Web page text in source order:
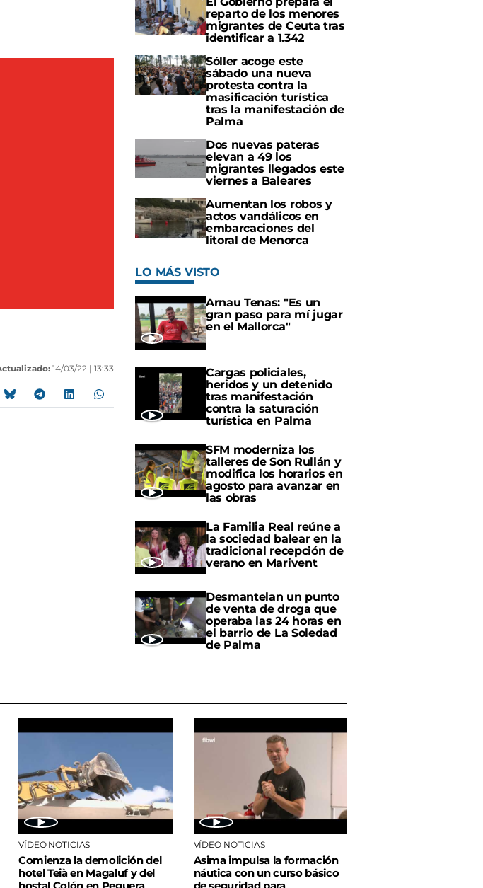
14/03/22 | 13:33
reparto de los menores
migrantes de Ceuta tras
identificar a 1.342
Sóller acoge este
sábado una nueva
protesta contra la
masificación turística
tras la manifestación de
Palma
Dos nuevas pateras
elevan a 49 los
migrantes llegados este
viernes a Baleares
Aumentan los robos y
actos vandálicos en
embarcaciones del
litoral de Menorca
LO MÁS VISTO
Arnau Tenas: "Es un
gran paso para mí jugar
en el Mallorca"
Cargas policiales,
heridos y un detenido
tras manifestación
contra la saturación
turística en Palma
SFM moderniza los
talleres de Son Rullán y
modifica los horarios en
agosto para avanzar en
las obras
La Familia Real reúne a
la sociedad balear en la
tradicional recepción de
verano en Marivent
Desmantelan un punto
de venta de droga que
operaba las 24 horas en
el barrio de La Soledad
de Palma
VÍDEO NOTICIAS
Comienza la demolición del
hotel Teià en Magaluf y del
VÍDEO NOTICIAS
Asima impulsa la formación
náutica con un curso básico